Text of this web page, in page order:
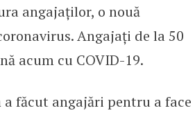
angajaților, o nouă
Angajați de la 50
acum cu COVID-19.
făcut angajări pentru a face